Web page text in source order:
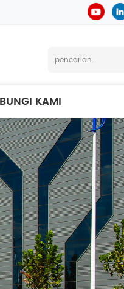
KAMI